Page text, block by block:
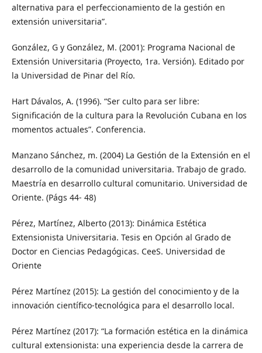
alternativa para el perfeccionamiento de la gestión en
extensión universitaria”.
González, G y González, M. (2001): Programa Nacional de
Extensión Universitaria (Proyecto, 1ra. Versión). Editado por
la Universidad de Pinar del Río.
Hart Dávalos, A. (1996). “Ser culto para ser libre:
Significación de la cultura para la Revolución Cubana en los
momentos actuales”. Conferencia.
Manzano Sánchez, m. (2004) La Gestión de la Extensión en el
desarrollo de la comunidad universitaria. Trabajo de grado.
Maestría en desarrollo cultural comunitario. Universidad de
Oriente. (Págs 44- 48)
Pérez, Martínez, Alberto (2013): Dinámica Estética
Extensionista Universitaria. Tesis en Opción al Grado de
Doctor en Ciencias Pedagógicas. CeeS. Universidad de
Oriente
Pérez Martínez (2015): La gestión del conocimiento y de la
innovación científico-tecnológica para el desarrollo local.
Pérez Martínez (2017): “La formación estética en la dinámica
cultural extensionista: una experiencia desde la carrera de